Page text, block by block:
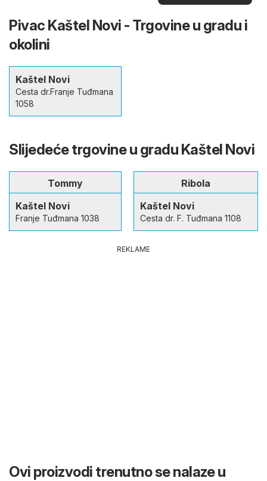
Pivac Kaštel Novi - Trgovine u gradu i
okolini
Kaštel Novi
Cesta dr.Franje Tuđmana
1058
Slijedeće trgovine u gradu Kaštel Novi
Tommy
Kaštel Novi
Franje Tuđmana 1038
Ribola
Kaštel Novi
Cesta dr. F. Tuđmana 1108
REKLAME
Ovi proizvodi trenutno se nalaze u